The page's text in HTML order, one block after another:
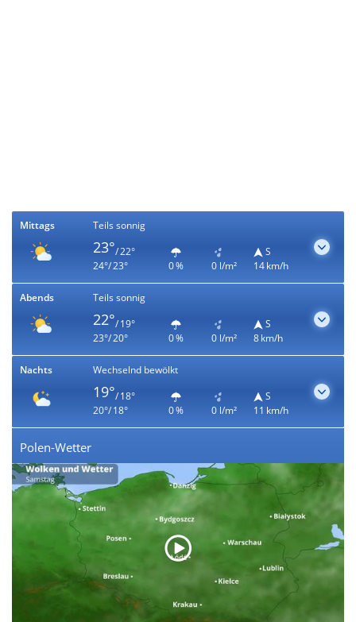
Mittags Teils sonnig
23°/ 22°
24°/ 23°
0 % 0 l/m²
S
14 km/h
Abends Teils sonnig
22°/ 19°
23°/ 20°
0 % 0 l/m²
S
8 km/h
Nachts Wechselnd bewölkt
19°/ 18°
20°/ 18°
0 % 0 l/m²
S
11 km/h
Polen-Wetter